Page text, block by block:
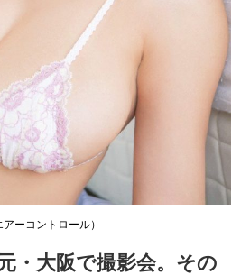
ーコントロール）
・大阪で撮影会。その